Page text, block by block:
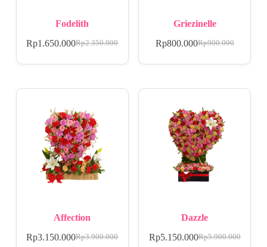
Fodelith
Rp2.350.000
Rp1.650.000
Griezinelle
Rp900.000
Rp800.000
Affection
Rp3.900.000
Rp3.150.000
Dazzle
Rp5.900.000
Rp5.150.000